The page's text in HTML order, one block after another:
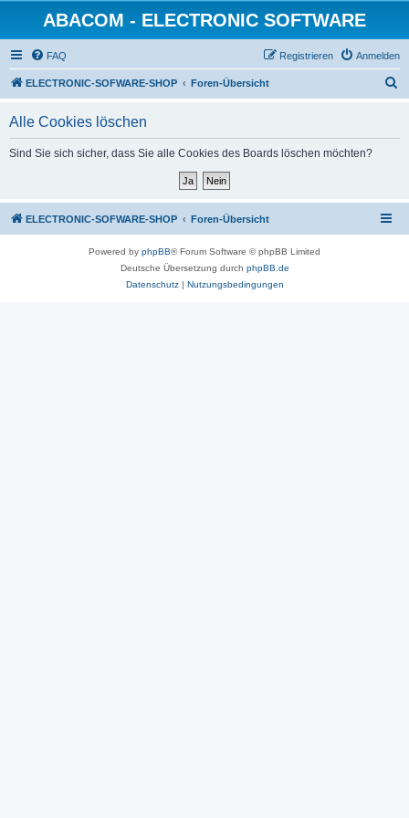
ABACOM - ELECTRONIC SOFTWARE
FAQ Anmelden
Registrieren
ELECTRONIC-SOFWARE-SHOP Foren-Übersicht
Alle Cookies löschen
Sind Sie sich sicher, dass Sie alle Cookies des Boards löschen möchten?
ELECTRONIC-SOFWARE-SHOP Foren-Übersicht
Powered by phpBB® Forum Software © phpBB Limited
Deutsche Übersetzung durch phpBB.de
Datenschutz| Nutzungsbedingungen